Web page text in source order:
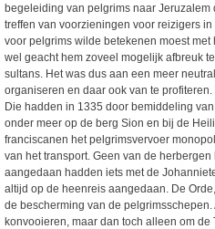
begeleiding van pelgrims naar Jeruzalem
treffen van voorzieningen voor reizigers
voor pelgrims wilde betekenen moest
wel geacht hem zoveel mogelijk afbreuk
sultans. Het was dus aan een meer
organiseren en daar ook van te
Die hadden in 1335 door bemiddeling
onder meer op de berg Sion en bij de
franciscanen het pelgrimsvervoer
van het transport. Geen van de
aangedaan hadden iets met de
altijd op de heenreis aangedaan. De
de bescherming van de
konvooieren, maar dan toch alleen om